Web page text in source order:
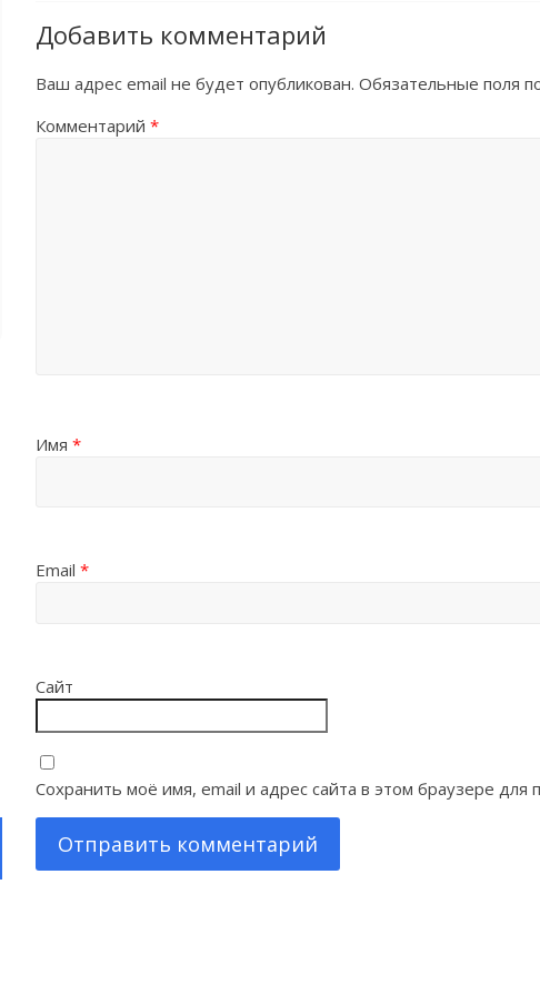
Добавить комментарий
Ваш адрес email не будет опубликован. Обязательные поля
Комментарий *
Имя *
Email *
Сайт
Сохранить моё имя, email и адрес сайта в этом браузере